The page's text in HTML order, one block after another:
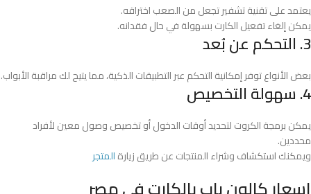
يعتمد على تقنية تشفير تجعل من الصعب اختراقه.
يمكن إلغاء تفعيل الكارت بسهولة في حال فقدانه.
3. التحكم عن بُعد
بعض الأنواع توفر إمكانية التحكم عبر التطبيقات الذكية، مما يتيح لك مراقبة الأبواب.
4. سهولة التخصيص
يمكن برمجة الكروت لتحديد أوقات الدخول أو تخصيص وصول معين لأفراد
محددين.
ويمكنك استكشاف وشراء المنتجات عن طريق زيارةالمتجر